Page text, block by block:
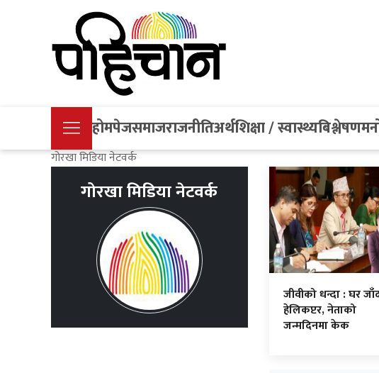
होमपेजसमाजराजनीतिअर्थशिक्षा / स्वास्थ्यबिश्लेषण
गोरखा मिडिया नेटवर्क
गोरखा मिडिया नेटवर्क
जीवीको धन्दा : घर
हेलिकप्टर, नेताको
जन्मदिनमा केक